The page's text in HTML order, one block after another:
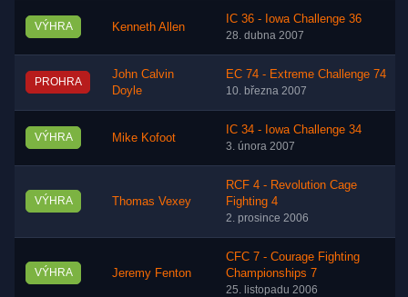
VÝHRA Kenneth Allen
IC 36 - Iowa Challenge 36
28. dubna 2007
PROHRA
John Calvin
Doyle
EC 74 - Extreme Challenge 74
10. března 2007
VÝHRA Mike Kofoot
IC 34 - Iowa Challenge 34
3. února 2007
VÝHRA Thomas Vexey
RCF 4 - Revolution Cage
Fighting 4
2. prosince 2006
VÝHRA Jeremy Fenton
CFC 7 - Courage Fighting
Championships 7
25. listopadu 2006